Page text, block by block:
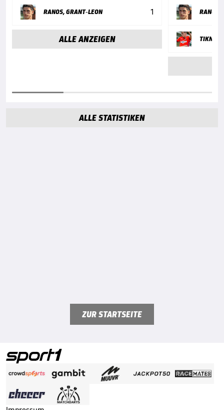
RANOS, GRANT-LEON 1
ALLE ANZEIGEN
RANOS,
ALLE STATISTIKEN
ZUR STARTSEITE